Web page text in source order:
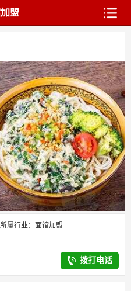
盟
所属行业：面馆加盟
拨打电话